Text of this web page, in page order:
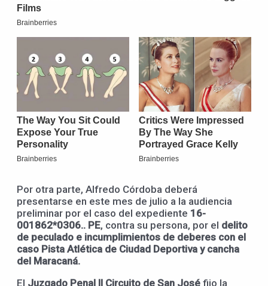
Por otra parte, Alfredo Córdoba deberá
presentarse en este mes de julio a la audiencia
preliminar por el caso del expediente 16-
001862*0306.. PE, contra su persona, por el delito
de peculado e incumplimientos de deberes con el
caso Pista Atlética de Ciudad Deportiva y cancha
del Maracaná.
El Juzgado Penal II Circuito de San José fijo la